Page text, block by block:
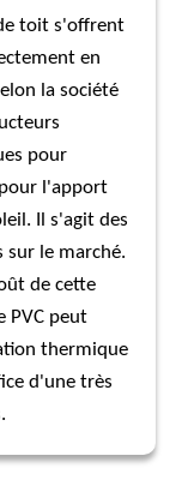
toit s'offrent
en
la société
pour
l'apport
Il s'agit des
sur le marché.
de cette
PVC peut
thermique
d'une très